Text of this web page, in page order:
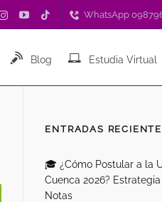
WhatsApp
Blog Estudia Virtual
ENTRADAS
🎓 ¿Cómo Postular a la
Cuenca 2026?
Notas